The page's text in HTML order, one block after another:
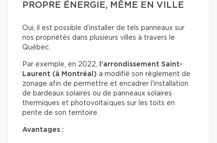
PROPRE ÉNERGIE, MÊME EN VILLE
Oui, il est possible d’installer de tels panneaux sur
nos propriétés dans plusieurs villes à travers le
Québec.
Par exemple, en 2022,
l’arrondissement Saint-
Laurent (à Montréal) a modifié son règlement de
zonage afin de permettre et encadrer l'installation
de bardeaux solaires ou de panneaux solaires
thermiques et photovoltaïques sur les toits en
pente de son territoire.
Avantages :